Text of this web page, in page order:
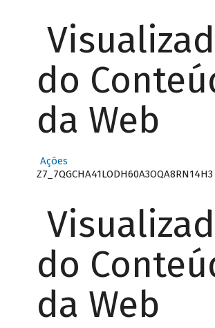
do
da Web
Ações
Z7_7QGCHA41LODH60A3OQA8RN14H3
do
da Web